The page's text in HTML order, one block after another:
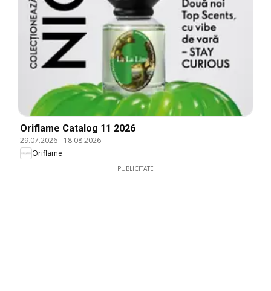
Oriflame Catalog 11 2026
29.07.2026- 18.08.2026
Oriflame
PUBLICITATE